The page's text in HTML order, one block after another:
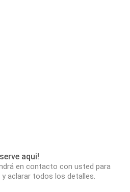
aqui!
en contacto con usted para
aclarar todos los detalles.